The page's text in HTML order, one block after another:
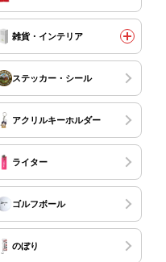
雑貨・インテリア
ステッカー・シール
アクリルキーホルダー
ライター
ゴルフボール
のぼり